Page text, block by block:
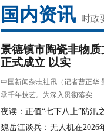
国内资讯 时政
景德镇市陶瓷非物
正式成立 以实
中国新闻杂志社讯（记者曹正华
承千年技艺。为深入贯彻落实
夜读：正值“七下八上”防汛
魏岳江谈兵：无人机在2026